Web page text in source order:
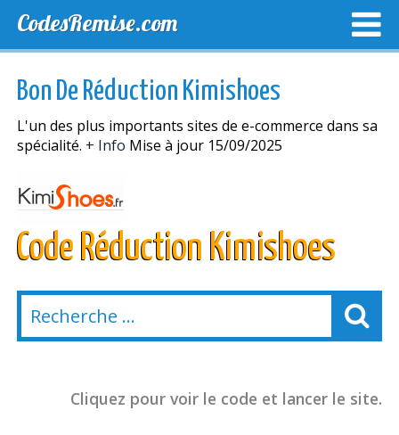
CodesRemise.com
NOUVELLES MAGASINS
Bon De Réduction Kimishoes
L'un des plus importants sites de e-commerce dans sa
spécialité. + Info Mise à jour 15/09/2025
Code Réduction Kimishoes
Cliquez pour voir le code et lancer le site.